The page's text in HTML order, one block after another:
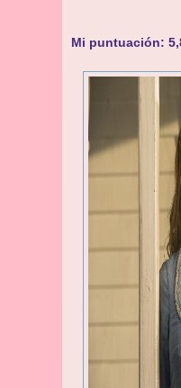
Mi puntuación: